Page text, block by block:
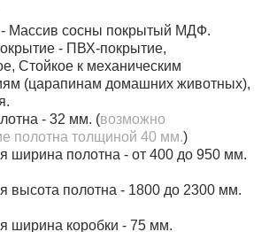
Массив сосны покрытый МДФ.
- ПВХ-покрытие,
Cтойкое к механическим
(царапинам домашних животных),
- 32 мм. (возможно
полотна толщиной 40 мм.)
ширина полотна - от 400 до 950 мм.
высота полотна - 1800 до 2300 мм.
ширина коробки - 75 мм.